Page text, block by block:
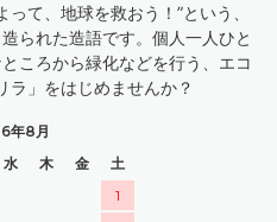
て、地球を救おう！”という、
られた造語です。個人一人ひと
ころから緑化などを行う、エコ
ラ」をはじめませんか？
年8月
水 木 金
土
1